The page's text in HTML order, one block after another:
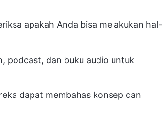
apakah Anda bisa melakukan hal-
podcast, dan buku audio untuk
dapat membahas konsep dan